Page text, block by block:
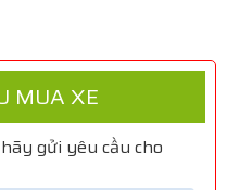
MUA XE
gửi yêu cầu cho